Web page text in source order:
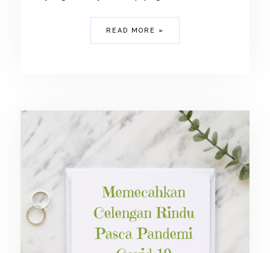
READ MORE »